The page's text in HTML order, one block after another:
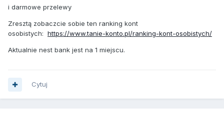
i darmowe przelewy
Zresztą zobaczcie sobie ten ranking kont
osobistych: https://www.tanie-konto.pl/ranking-kont-osobistych/
Aktualnie nest bank jest na 1 miejscu.
Cytuj